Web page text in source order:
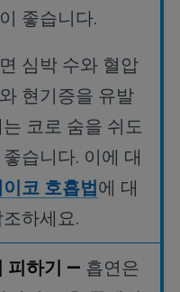
좋습니다.
심박 수와 혈압
현기증을 유발
코로 숨을 쉬도
좋습니다. 이에 대
코 호흡법에 대
조하세요.
피하기 — 흡연은